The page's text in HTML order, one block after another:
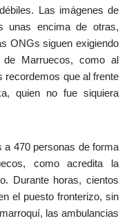
Las imágenes de
unas encima de otras,
ONGs siguen exigiendo
de Marruecos, como al
recordemos que al frente
quien no fue siquiera
a 470 personas de forma
como acredita la
Durante horas, cientos
el puesto fronterizo, sin
las ambulancias